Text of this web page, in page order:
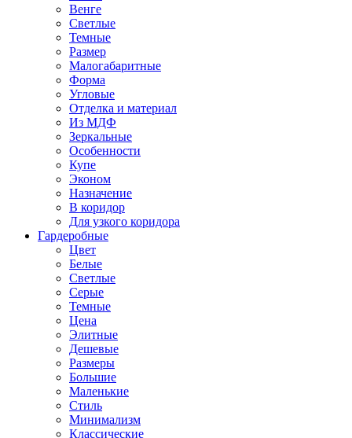
Венге
Светлые
Темные
Размер
Малогабаритные
Форма
Угловые
Отделка и материал
Из МДФ
Зеркальные
Особенности
Купе
Эконом
Назначение
В коридор
Для узкого коридора
Гардеробные
Цвет
Белые
Светлые
Серые
Темные
Цена
Элитные
Дешевые
Размеры
Большие
Маленькие
Стиль
Минимализм
Классические